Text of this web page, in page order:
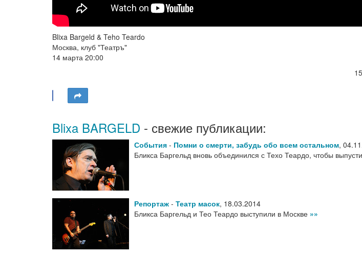
Blixa Bargeld & Teho Teardo
Москва, клуб "Театръ"
14 марта 20:00
Blixa BARGELD - свежие публикации:
События - Помни о смерти, забудь обо всем остальном,
Бликса Баргельд вновь объединился с Техо Теардо, чтобы
Репортаж - Театр масок, 18.03.2014
Бликса Баргельд и Тео Теардо выступили в Москве »»